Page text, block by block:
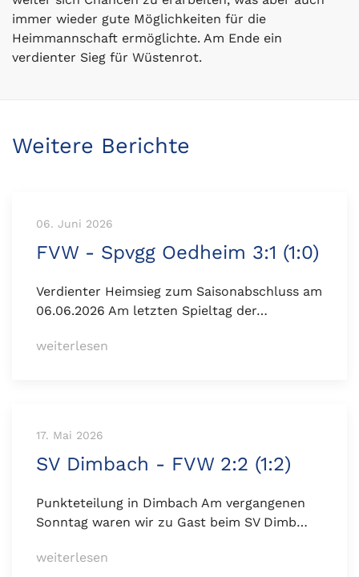
immer wieder gute Möglichkeiten für die
Heimmannschaft ermöglichte. Am Ende ein
verdienter Sieg für Wüstenrot.
Weitere Berichte
06. Juni 2026
FVW - Spvgg Oedheim 3:1 (1:0)
Verdienter Heimsieg zum Saisonabschluss am
06.06.2026 Am letzten Spieltag der…
weiterlesen
17. Mai 2026
SV Dimbach - FVW 2:2 (1:2)
Punkteteilung in Dimbach Am vergangenen
Sonntag waren wir zu Gast beim SV Dimb…
weiterlesen